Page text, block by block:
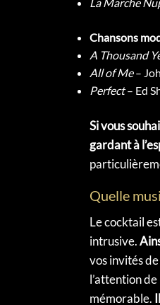
La Marche
Chansons
A Thousand
All of Me–
Perfect– Ed
Si vous
gardant à
Quelle
Le cocktail
intrusive.
vos invités
l’attention
mémorable.